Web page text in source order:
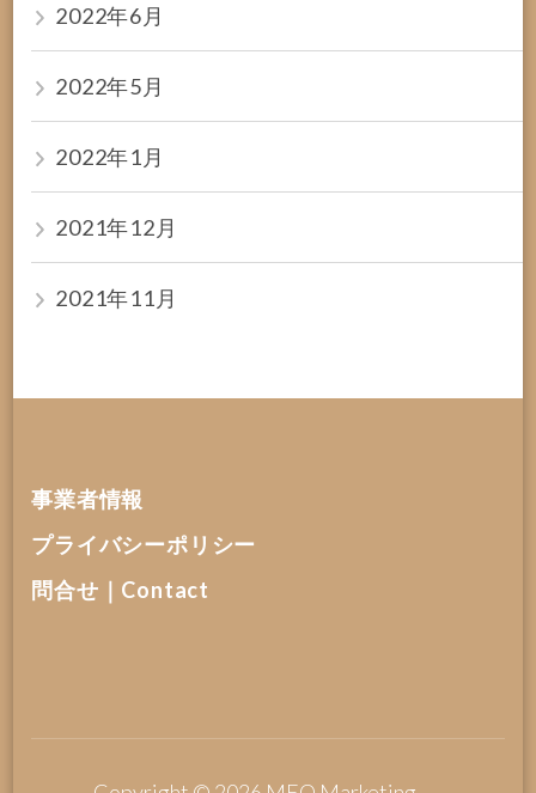
2022年6月
2022年5月
2022年1月
2021年12月
2021年11月
事業者情報
プライバシーポリシー
問合せ｜Contact